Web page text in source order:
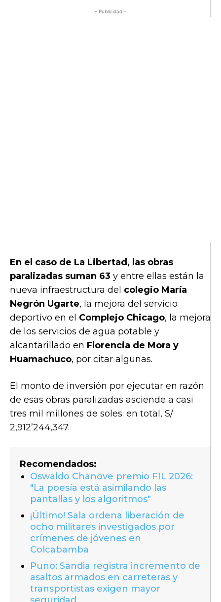
- Publicidad -
En el caso de La Libertad, las obras
paralizadas suman 63 y entre ellas están la
nueva infraestructura del colegio María
Negrón Ugarte, la mejora del servicio
deportivo en el Complejo Chicago, la mejora
de los servicios de agua potable y
alcantarillado en Florencia de Mora y
Huamachuco, por citar algunas.
El monto de inversión por ejecutar en razón
de esas obras paralizadas asciende a casi
tres mil millones de soles: en total, S/
2,912’244,347.
Recomendados:
Oswaldo Chanove premio FIL 2026:
"La poesía está asimilando las
pantallas y los algoritmos"
¡Último! Sala ordena liberación de
ocho militares investigados por
crímenes de jóvenes en
Colcabamba
Puno: Sandia registra incremento de
asaltos armados en carreteras y
transportistas exigen mayor